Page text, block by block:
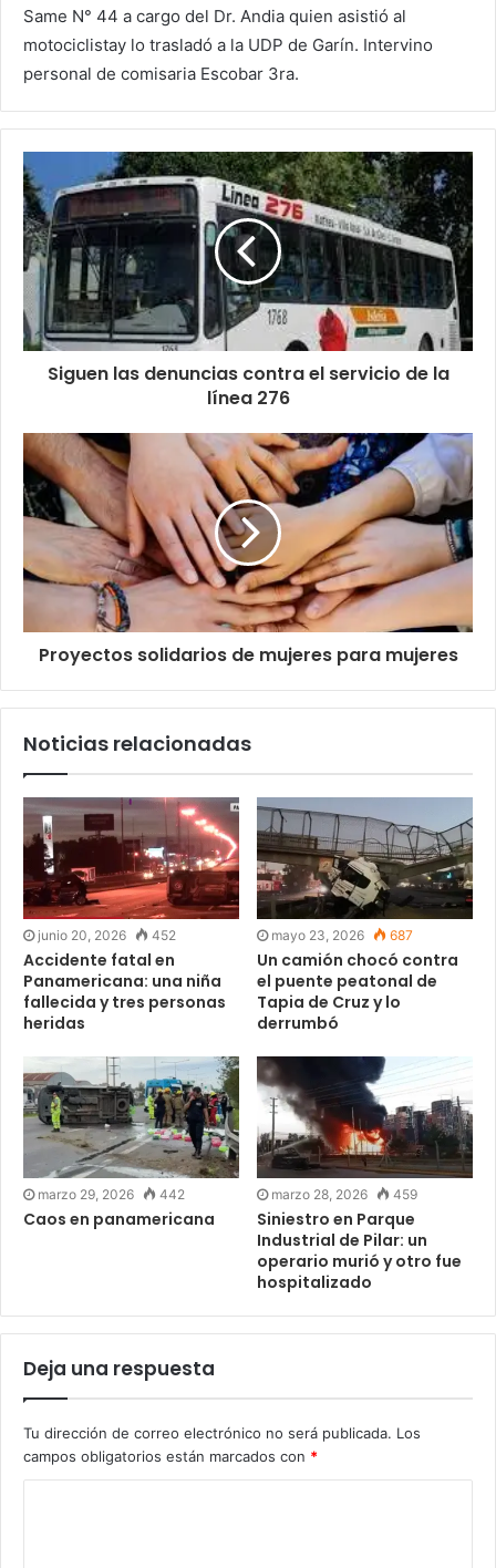
Same N° 44 a cargo del Dr. Andia quien asistió al
motociclistay lo trasladó a la UDP de Garín. Intervino
personal de comisaria Escobar 3ra.
Siguen las denuncias contra el servicio de la
línea 276
Proyectos solidarios de mujeres para mujeres
Noticias relacionadas
junio 20, 2026 452
Accidente fatal en
Panamericana: una niña
fallecida y tres personas
heridas
mayo 23, 2026 687
Un camión chocó contra
el puente peatonal de
Tapia de Cruz y lo
derrumbó
marzo 29, 2026 442
Caos en panamericana
marzo 28, 2026 459
Siniestro en Parque
Industrial de Pilar: un
operario murió y otro fue
hospitalizado
Deja una respuesta
Tu dirección de correo electrónico no será publicada. Los
campos obligatorios están marcados con *